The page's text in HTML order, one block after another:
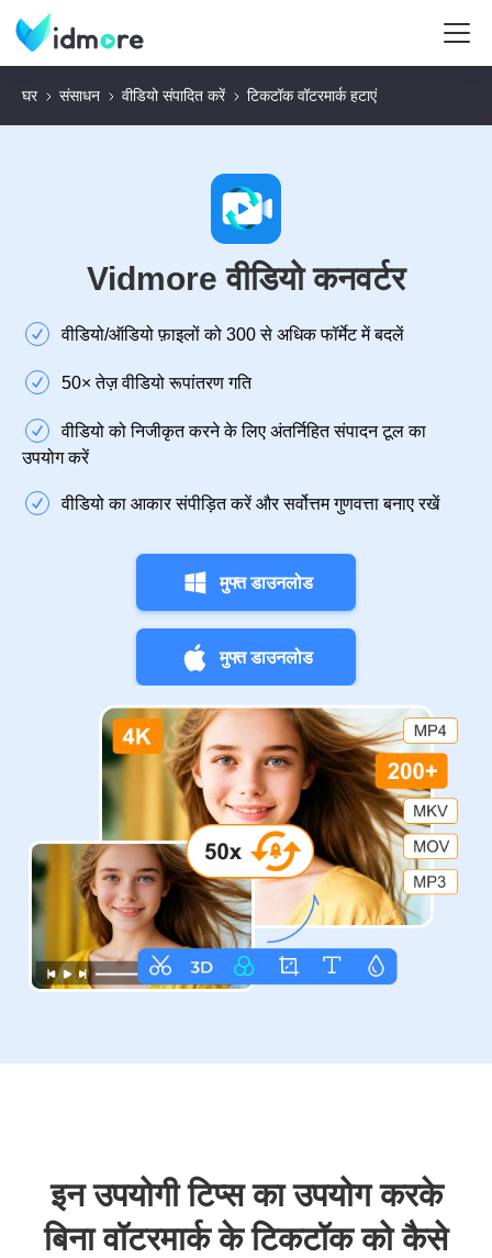
घर संसाधन वीडियो संपादित करें टिकटॉक वॉटरमार्क हटाएं
Vidmore वीडियो कनवर्टर
वीडियो/ऑडियो फ़ाइलों को 300 से अधिक फॉर्मेट में बदलें
50× तेज़ वीडियो रूपांतरण गति
वीडियो को निजीकृत करने के लिए अंतर्निहित संपादन टूल का
उपयोग करें
वीडियो का आकार संपीड़ित करें और सर्वोत्तम गुणवत्ता बनाए रखें
मुफ्त डाउनलोड
मुफ्त डाउनलोड
इन उपयोगी टिप्स का उपयोग करके
बिना वॉटरमार्क के टिकटॉक को कैसे